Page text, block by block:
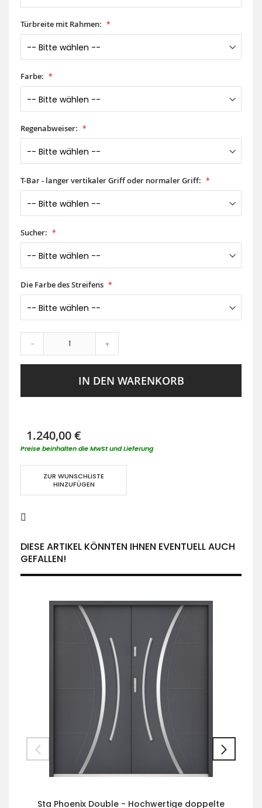
Türbreite mit Rahmen:
Farbe:
Regenabweiser:
T-Bar - langer vertikaler Griff oder normaler Griff:
Sucher:
Die Farbe des Streifens
- +
IN DEN WARENKORB
1.240,00 €
Preise beinhalten die MwSt und Lieferung
ZUR WUNSCHLISTE
HINZUFÜGEN
DIESE ARTIKEL KÖNNTEN IHNEN EVENTUELL AUCH
GEFALLEN!
Sta Phoenix Double - Hochwertige doppelte